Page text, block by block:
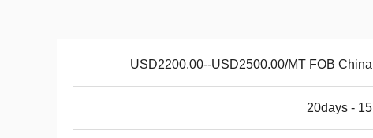
USD2200.00--USD2500.00/MT FOB China
15 - 20days